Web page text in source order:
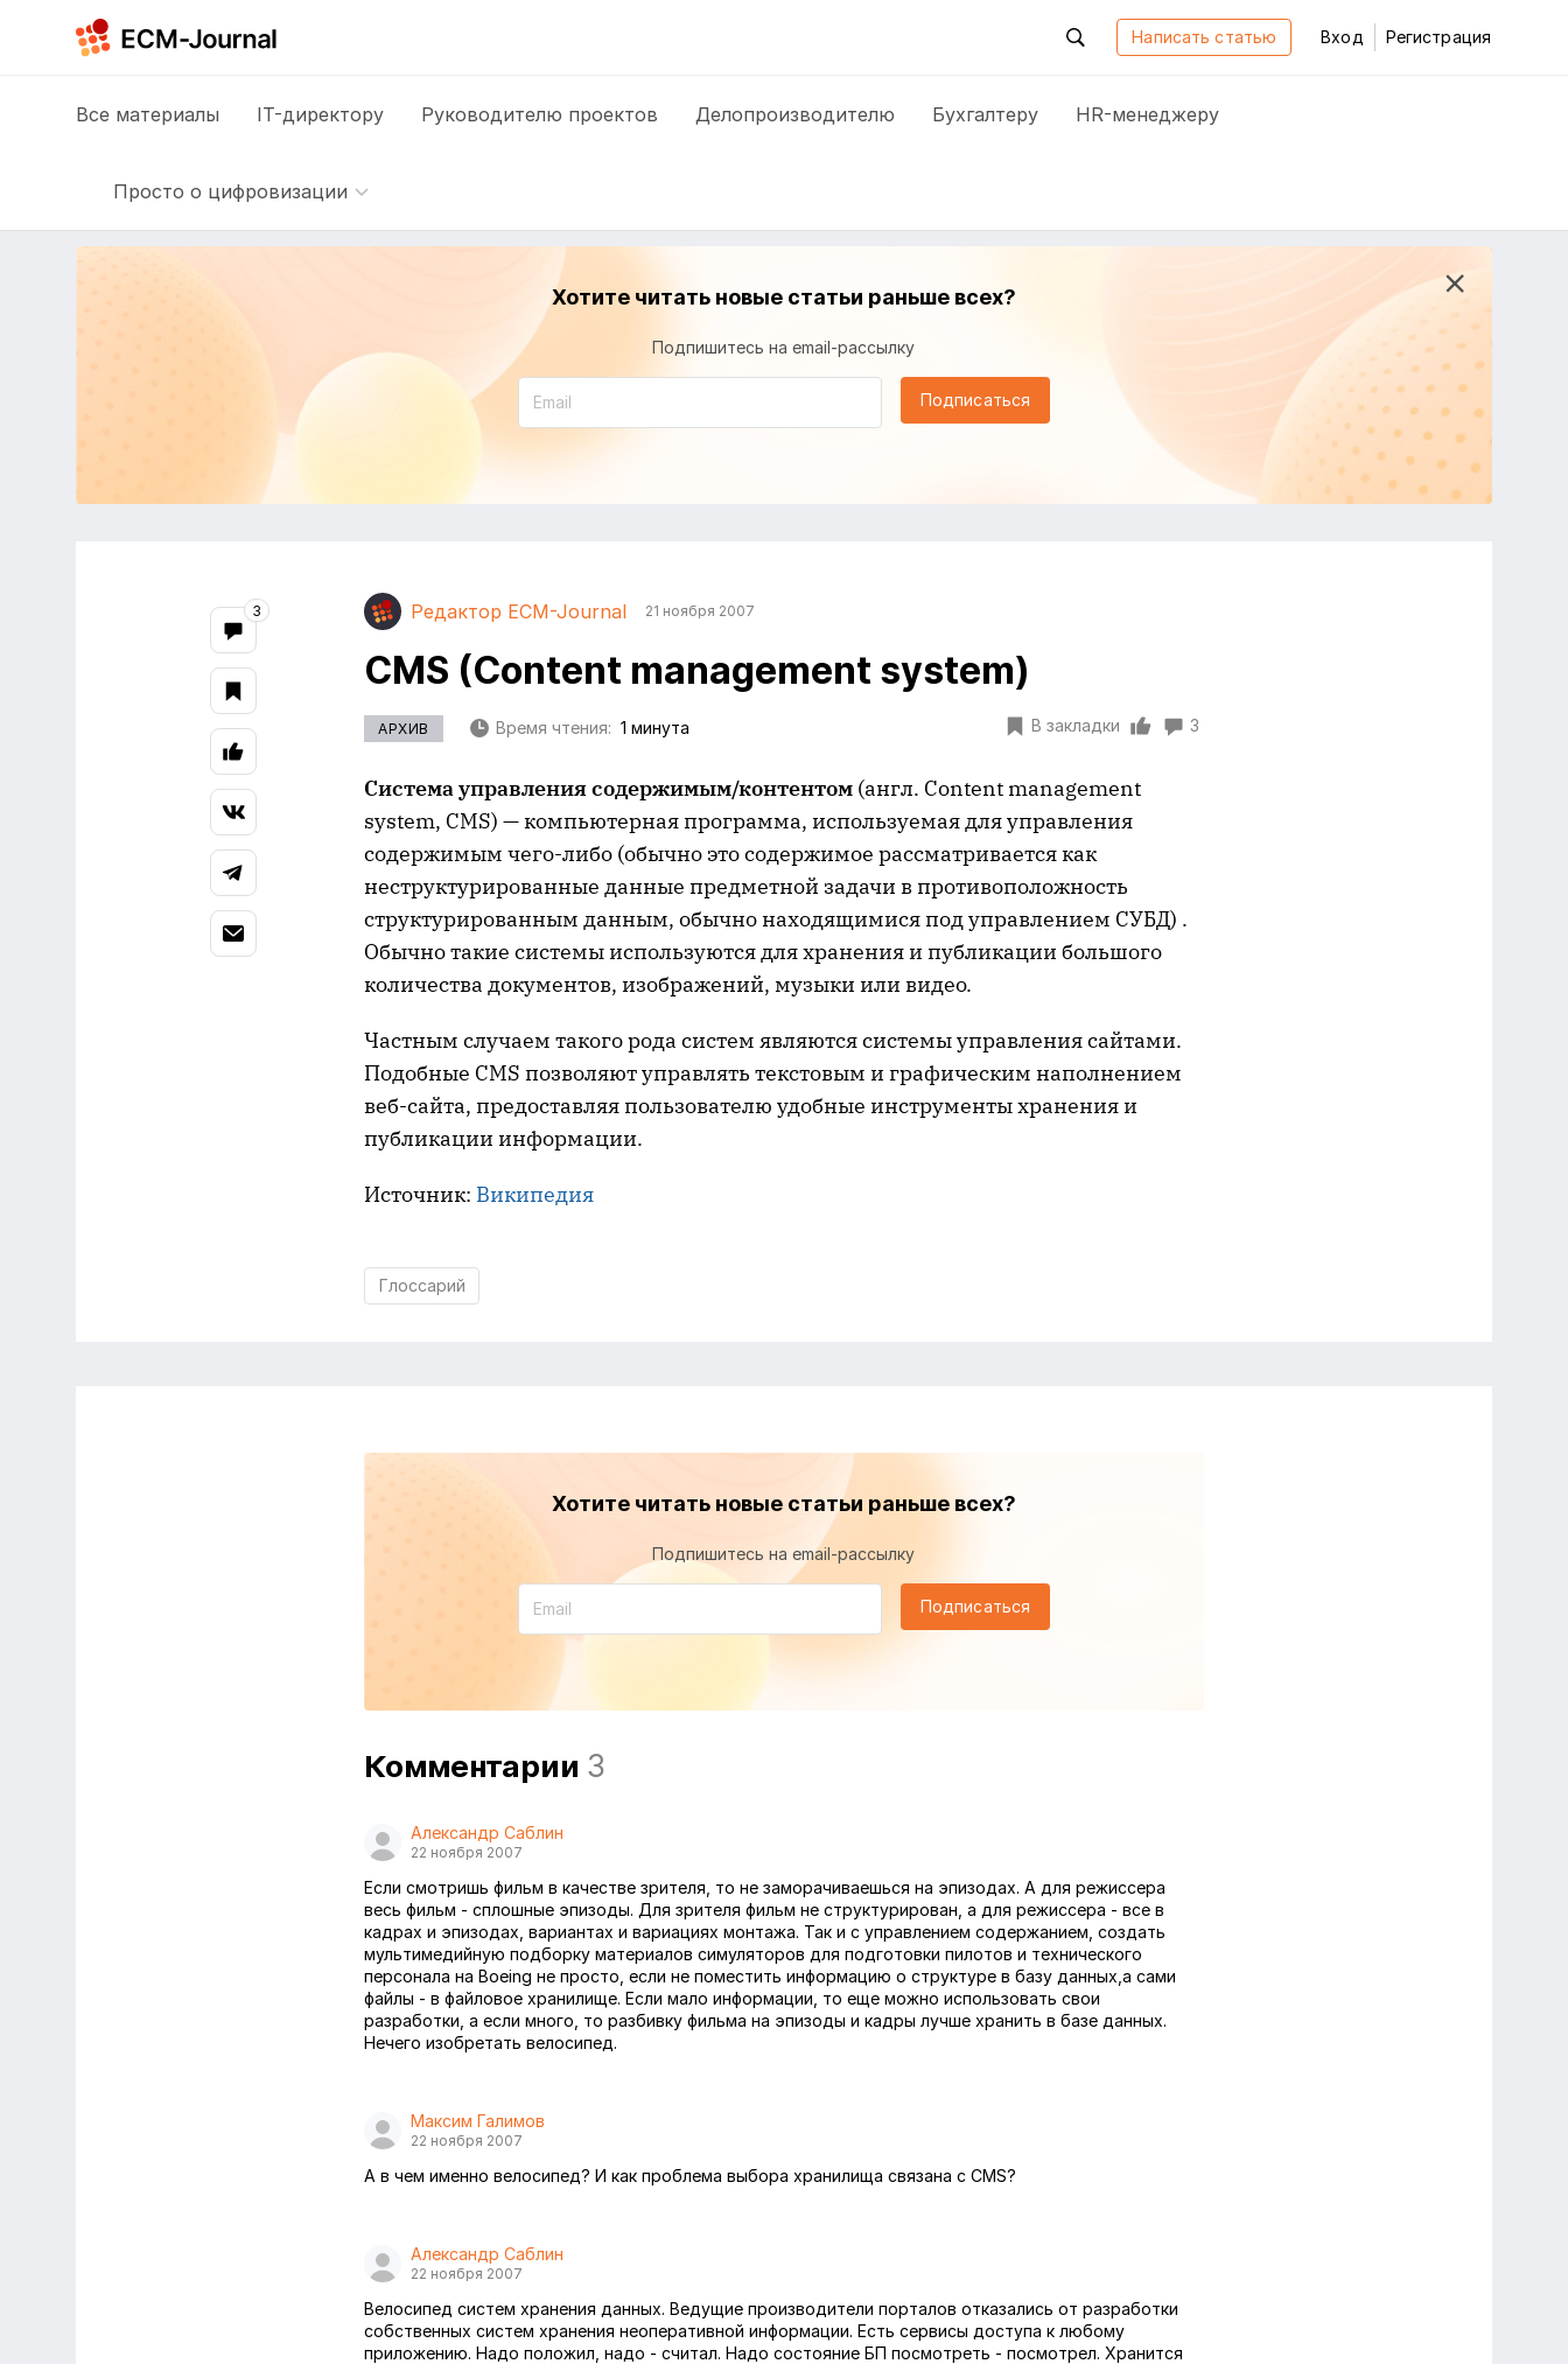
Написать статью Вход Регистрация
Все материалы IT-директору Руководителю проектов Делопроизводителю Бухгалтеру HR-менеджеру
Просто о цифровизации
Хотите читать новые статьи раньше всех?
Подпишитесь на email-рассылку
Подписаться
Редактор ECM-Journal 21 ноября 2007
CMS (Content management system)
АРХИВ Время чтения: 1 минута В закладки 3
Система управления содержимым/контентом (англ. Content management
system, CMS) — компьютерная программа, используемая для управления
содержимым чего-либо (обычно это содержимое рассматривается как
неструктурированные данные предметной задачи в противоположность
структурированным данным, обычно находящимися под управлением СУБД) .
Обычно такие системы используются для хранения и публикации большого
количества документов, изображений, музыки или видео.
Частным случаем такого рода систем являются системы управления сайтами.
Подобные CMS позволяют управлять текстовым и графическим наполнением
веб-сайта, предоставляя пользователю удобные инструменты хранения и
публикации информации.
Источник: Википедия
Глоссарий
3
Хотите читать новые статьи раньше всех?
Подпишитесь на email-рассылку
Подписаться
Комментарии 3
Александр Саблин
22 ноября 2007
Если смотришь фильм в качестве зрителя, то не заморачиваешься на эпизодах. А для режиссера
весь фильм - сплошные эпизоды. Для зрителя фильм не структурирован, а для режиссера - все в
кадрах и эпизодах, вариантах и вариациях монтажа. Так и с управлением содержанием, создать
мультимедийную подборку материалов симуляторов для подготовки пилотов и технического
персонала на Boeing не просто, если не поместить информацию о структуре в базу данных,а сами
файлы - в файловое хранилище. Если мало информации, то еще можно использовать свои
разработки, а если много, то разбивку фильма на эпизоды и кадры лучше хранить в базе данных.
Нечего изобретать велосипед.
Максим Галимов
22 ноября 2007
А в чем именно велосипед? И как проблема выбора хранилища связана с CMS?
Александр Саблин
22 ноября 2007
Велосипед систем хранения данных. Ведущие производители порталов отказались от разработки
собственных систем хранения неоперативной информации. Есть сервисы доступа к любому
приложению. Надо положил, надо - считал. Надо состояние БП посмотреть - посмотрел. Хранится